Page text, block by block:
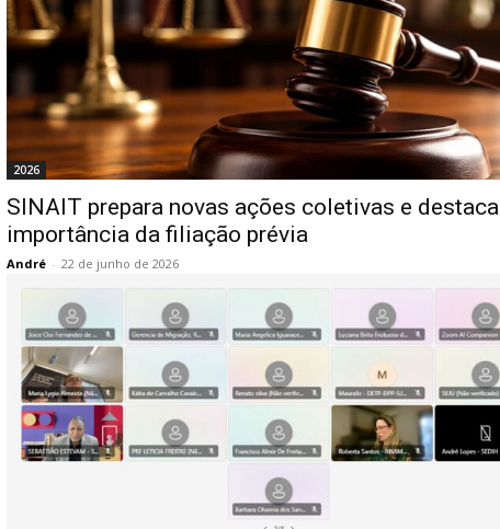
2026
SINAIT prepara novas ações coletivas e destaca
importância da filiação prévia
André - 22 de junho de 2026